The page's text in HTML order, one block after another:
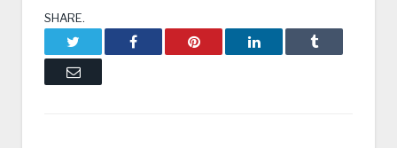
SHARE.
Facebook Pinterest LinkedIn Tumblr
Email